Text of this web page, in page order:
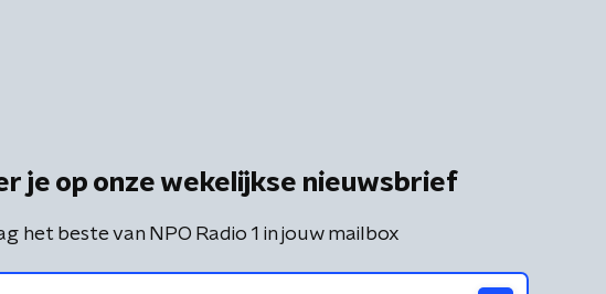
je op onze wekelijkse nieuwsbrief
het beste van NPO Radio 1 in jouw mailbox